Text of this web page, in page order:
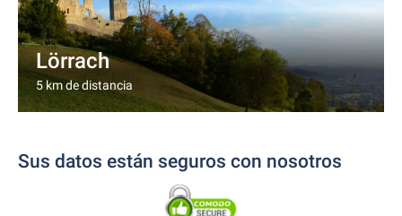
Lörrach
5 km de distancia
Sus datos están seguros con nosotros